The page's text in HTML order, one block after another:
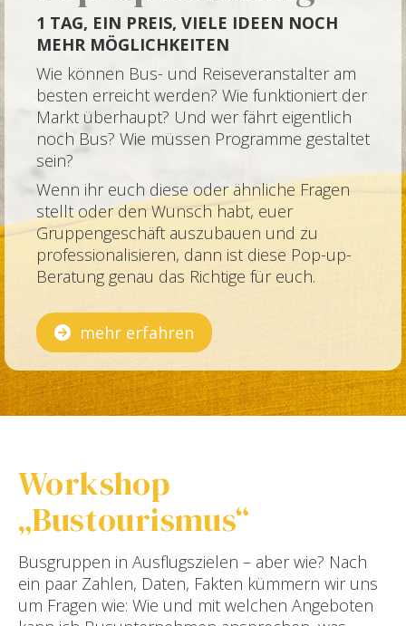
1 TAG, EIN PREIS, VIELE IDEEN NOCH
MEHR MÖGLICHKEITEN
Wie können Bus- und Reiseveranstalter am
besten erreicht werden? Wie funktioniert der
Markt überhaupt? Und wer fährt eigentlich
noch Bus? Wie müssen Programme gestaltet
sein?
Wenn ihr euch diese oder ähnliche Fragen
stellt oder den Wunsch habt, euer
Gruppengeschäft auszubauen und zu
professionalisieren, dann ist diese Pop-up-
Beratung genau das Richtige für euch.
mehr erfahren
Workshop
„Bustourismus“
Busgruppen in Ausflugszielen – aber wie? Nach
ein paar Zahlen, Daten, Fakten kümmern wir uns
um Fragen wie: Wie und mit welchen Angeboten